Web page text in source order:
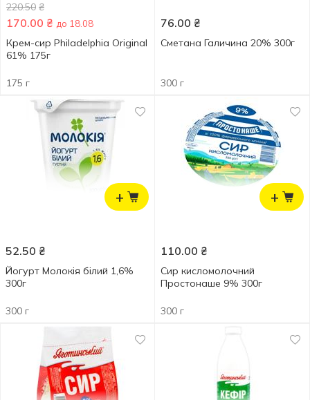
220.50 ₴
170.00 ₴ до 18.08
Крем-сир Philadelphia Original
61% 175г
175 г
76.00 ₴
Сметана Галичина 20% 300г
300 г
+
52.50 ₴
Йогурт Молокія білий 1,6%
300г
300 г
+
110.00 ₴
Сир кисломолочний
Простонаше 9% 300г
300 г